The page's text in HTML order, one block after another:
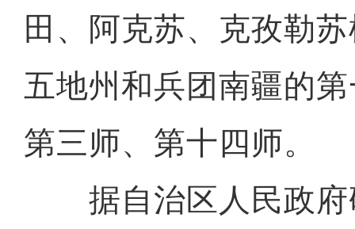
田、阿克苏、克孜勒
五地州和兵团南疆的
第三师、第十四师。
据自治区人民政府